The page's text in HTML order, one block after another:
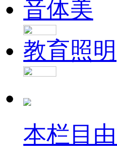
音体美
教育照明
本栏目